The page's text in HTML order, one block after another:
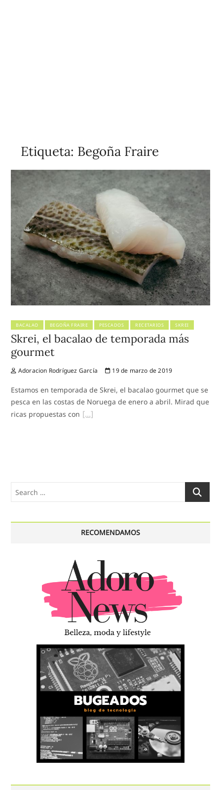
Etiqueta: Begoña Fraire
BACALAO BEGOÑA FRAIRE PESCADOS RECETARIOS SKREI
Skrei, el bacalao de temporada más
gourmet
Adoracion Rodríguez García 19 de marzo de 2019
Estamos en temporada de Skrei, el bacalao gourmet que se
pesca en las costas de Noruega de enero a abril. Mirad que
ricas propuestas con
Search
…
RECOMENDAMOS